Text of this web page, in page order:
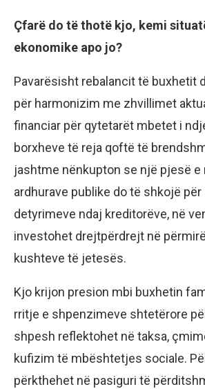
Çfarë do të thotë kjo, kemi
ekonomike apo jo?
Pavarësisht rebalancit të buxhetit
për harmonizim me zhvillimet
financiar për qytetarët mbetet i
borxheve të reja qoftë të
jashtme nënkupton se një pjesë e
ardhurave publike do të shkojë
detyrimeve ndaj kreditorëve, në
investohet drejtpërdrejt në
kushteve të jetesës.
Kjo krijon presion mbi buxhetin
rritje e shpenzimeve shtetërore
shpesh reflektohet në taksa,
kufizim të mbështetjes sociale.
përkthehet në pasiguri të